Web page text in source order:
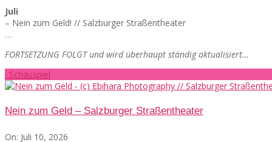
Juli
– Nein zum Geld! // Salzburger Straßentheater
…
FORTSETZUNG FOLGT und wird überhaupt ständig aktualisiert…
· Schauspiel
Nein zum Geld – Salzburger Straßentheater
On: Juli 10, 2026